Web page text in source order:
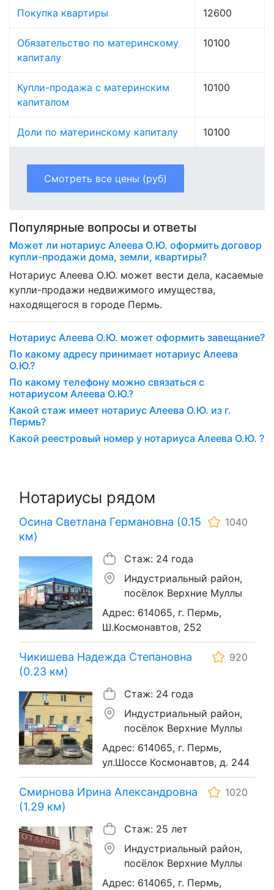
Покупка квартиры 12600
Обязательство по материнскому
капиталу
10100
Купли-продажа с материнским
капиталом
10100
Доли по материнскому капиталу 10100
Смотреть все цены (руб)
Популярные вопросы и ответы
Может ли нотариус Алеева О.Ю. оформить договор
купли-продажи дома, земли, квартиры?
Нотариус Алеева О.Ю. может вести дела, касаемые
купли-продажи недвижимого имущества,
находящегося в городе Пермь.
Нотариус Алеева О.Ю. может оформить завещание?
По какому адресу принимает нотариус Алеева
О.Ю.?
По какому телефону можно связаться с
нотариусом Алеева О.Ю.?
Какой стаж имеет нотариус Алеева О.Ю. из г.
Пермь?
Какой реестровый номер у нотариуса Алеева О.Ю. ?
Нотариусы рядом
Осина Светлана Германовна (0.15
км)
1040
Стаж: 24 года
Индустриальный район,
посёлок Верхние Муллы
Адрес: 614065, г. Пермь,
Ш.Космонавтов, 252
Чикишева Надежда Степановна
(0.23 км)
920
Стаж: 24 года
Индустриальный район,
посёлок Верхние Муллы
Адрес: 614065, г. Пермь,
ул.Шоссе Космонавтов, д. 244
Смирнова Ирина Александровна
(1.29 км)
1020
Стаж: 25 лет
Индустриальный район,
посёлок Верхние Муллы
Адрес: 614065, г. Пермь,